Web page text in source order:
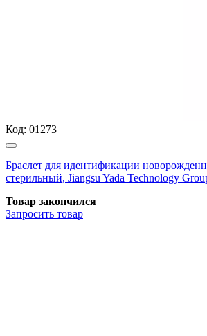
Код: 01273
Браслет для идентификации
стерильный, Jiangsu Yada Technology
Товар закончился
Запросить товар